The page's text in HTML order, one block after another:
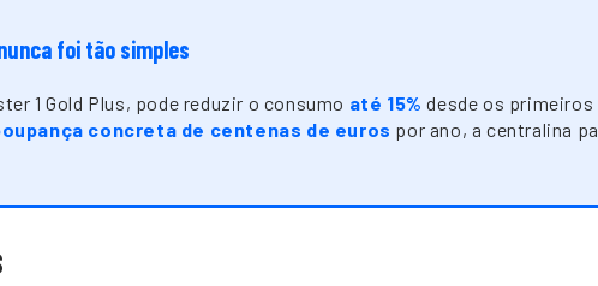
foi tão simples
1 Gold Plus, pode reduzir o consumo até 15% desde os primeiros
concreta de centenas de euros por ano, a centralina